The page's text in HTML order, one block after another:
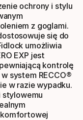
ochrony i stylu
z goglami.
się do
umożliwia
EXP jest
kontrolę
system RECCO®
w razie wypadku.
stylowemu